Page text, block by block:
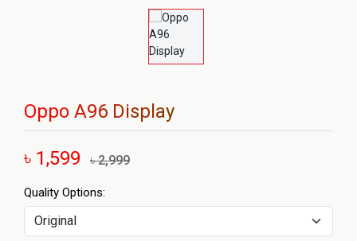
Oppo A96 Display
৳ 1,599 ৳ 2,999
Quality Options: